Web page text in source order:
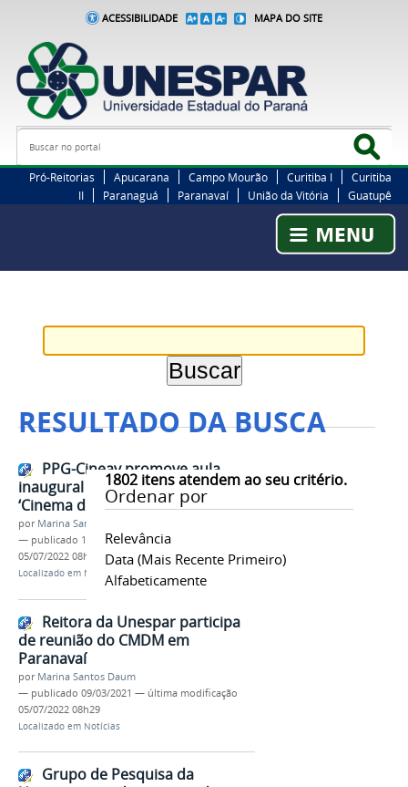
ACESSIBILIDADE MAPA DO SITE
Busca
Pró-Reitorias Apucarana Campo Mourão Curitiba I
Curitiba
II
Paranaguá Paranavaí União da Vitória Guatupê
RESULTADO DA BUSCA
1802itens atendem ao seu critério.
Ordenar por
Relevância
Data (mais Recente Primeiro)
Alfabeticamente
PPG-Cineav promove aula
inaugural para discutir o tema
‘Cinema de Mulheres’
por Marina Santos Daum
— publicado 10/03/2021—última modificação
05/07/2022 08h29
Localizado em Notícias
Reitora da Unespar participa
de reunião do CMDM em
Paranavaí
por Marina Santos Daum
— publicado 09/03/2021 — última modificação
05/07/2022 08h29
Localizado em Notícias
Grupo de Pesquisa da